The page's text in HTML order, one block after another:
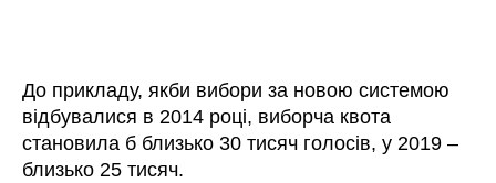
До прикладу, якби вибори за новою системою
відбувалися в 2014 році, виборча квота
становила б близько 30 тисяч голосів, у 2019 –
близько 25 тисяч.